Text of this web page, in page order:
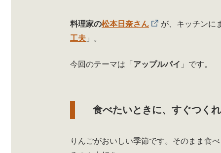
料理家の松本日奈さん
が、キッチンに
工夫 」。
今回のテーマは「アップルパイ 」です。
食べたいときに、すぐつく
りんごがおいしい季節です。そのまま食